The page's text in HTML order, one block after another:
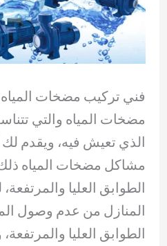
فني تركيب مضخات المياه
مضخات المياه والتي
الذي تعيش فيه، ويقدم
مشاكل مضخات المياه
الطوابق العليا
المنازل من عدم وصول
الطوابق العليا